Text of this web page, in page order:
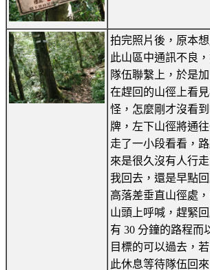
拍完照片後，原本
此山區中通訊不良
隊伍聯繫上，於是
在趕回的山徑上看
怪，怎麼剛才沒看
牌，左下山徑將通
走了一小段看看，
來是很久沒有人行
我回去，還是早點
高落差垂直山徑處
山頭上呼喊，趕緊
有 30 分鐘的路程而
目標的可以過去，
此休息等待隊伍回